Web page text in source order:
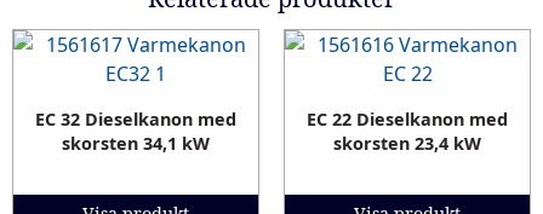
EC 32 Dieselkanon med
skorsten 34,1 kW
EC 22 Dieselkanon med
skorsten 23,4 kW